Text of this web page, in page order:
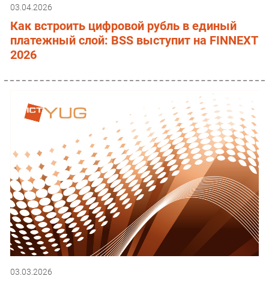
03.04.2026
Как встроить цифровой рубль в единый
платежный слой: BSS выступит на FINNEXT
2026
03.03.2026